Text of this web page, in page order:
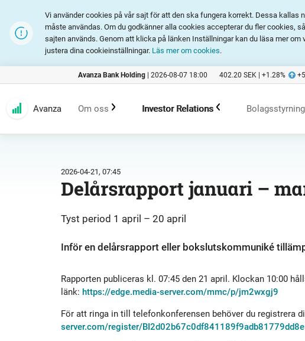
Vi använder cookies på vår sajt för att den ska fungera korrekt. Dessa kallas
måste användas. Om du godkänner alla cookies accepterar du fler cookies,
sajten används. Genom att klicka på länken Inställningar kan du läsa mer om
justera dina cookieinställningar. Läs mer om cookies.
Avanza Bank Holding | 2026-08-07 18:00 402.20 SEK | +1.28%
Avanza Om oss
Erbjudande
Utmärkelser
Investor Relations
Rapporter och presentationer
Primärkapitalinstrument
Bolagsstyrning
2026-04-21, 07:45
Delårsrapport januari –
Tyst period 1 april – 20 april
Inför en delårsrapport eller bokslutskommuniké
Rapporten publiceras kl. 07:45 den 21 april. Klockan 10:00
länk: https://edge.media-server.com/mmc/p/jm2wxgj9
För att ringa in till telefonkonferensen behöver du registrera
server.com/register/